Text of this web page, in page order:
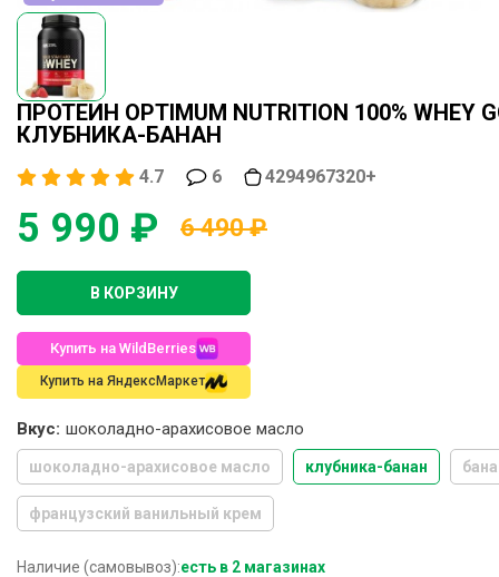
ПРОТЕИН OPTIMUM NUTRITION 100% WHEY
КЛУБНИКА-БАНАН
4.7 6 4294967320+
5 990 ₽ 6 490 ₽
В КОРЗИНУ
Купить на WildBerries
Купить на ЯндексМаркет
Вкус: шоколадно-арахисовое масло
шоколадно-арахисовое масло клубника-банан
французский ванильный крем
Наличие (самовывоз):есть в 2 магазинах